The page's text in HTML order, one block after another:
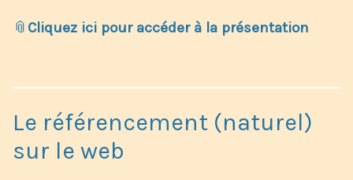
📎 Cliquez ici pour accéder à la présentation
Le référencement (naturel)
sur le web